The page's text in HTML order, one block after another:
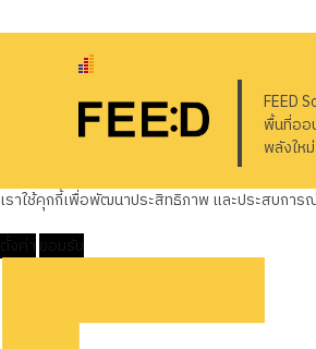
FEED
พื้นที่ออ
พลังให
เราใช้คุกกี้เพื่อพัฒนาประสิทธิภาพ และประสบกา